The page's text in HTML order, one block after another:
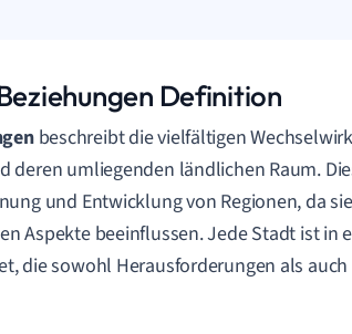
Definition
beschreibt die vielfältigen
deren umliegenden ländlichen Raum.
und Entwicklung von Regionen, da
Aspekte beeinflussen. Jede Stadt ist in
die sowohl Herausforderungen als